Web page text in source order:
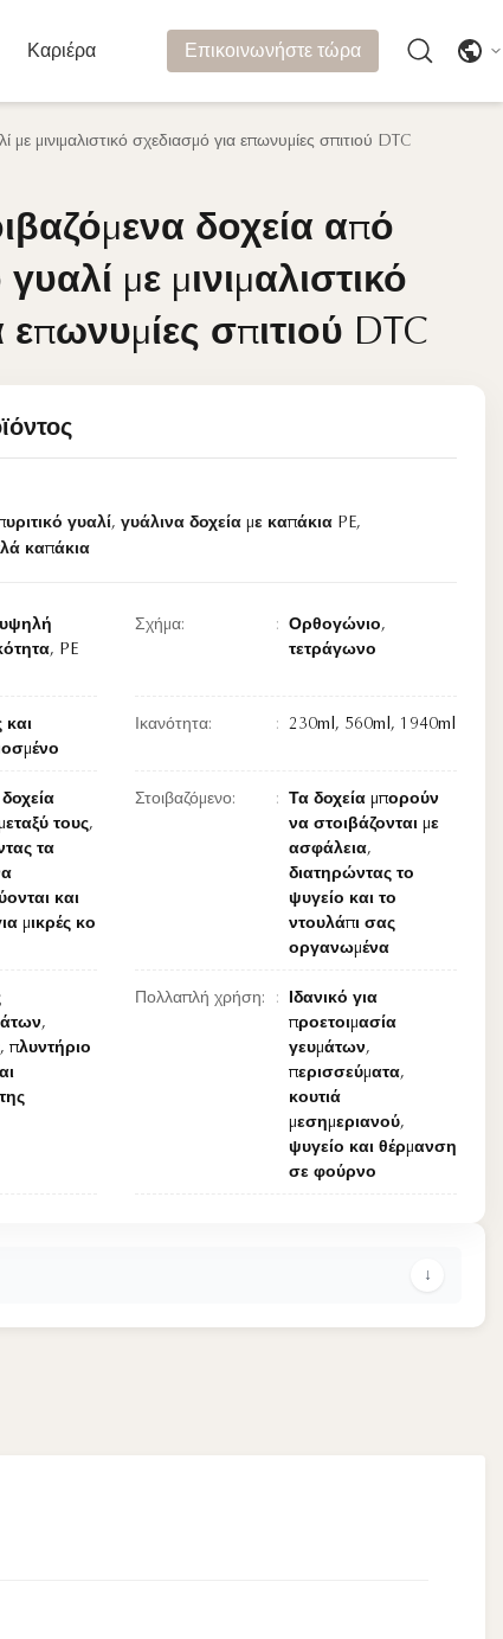
Καριέρα Επικοινωνήστε τώρα
μινιμαλιστικό σχεδιασμό για επωνυμίες σπιτιού DTC
δοχεία από
με μινιμαλιστικό
σπιτιού DTC
δοχεία από
με μινιμαλιστικό
σπιτιού DTC
γυαλί, γυάλινα δοχεία με καπάκια PE,
καπάκια
υψηλή
PE
Σχήμα:
Ορθογώνιο,
τετράγωνο
και
Ικανότητα: 230ml, 560ml, 1940ml
τους,
τα
και
μικρές κο
Στοιβαζόμενο:
Τα δοχεία μπορούν
να στοιβάζονται με
ασφάλεια,
διατηρώντας το
ψυγείο και το
ντουλάπι σας
οργανωμένα
πλυντήριο
Πολλαπλή χρήση:
Ιδανικό για
προετοιμασία
γευμάτων,
περισσεύματα,
κουτιά
μεσημεριανού,
ψυγείο και θέρμανση
σε φούρνο
↓